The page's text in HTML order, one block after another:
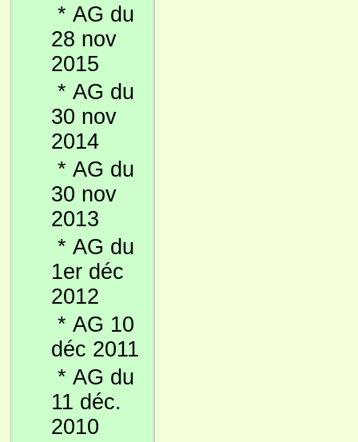
* AG du
28 nov
2015
* AG du
30 nov
2014
* AG du
30 nov
2013
* AG du
1er déc
2012
* AG 10
déc 2011
* AG du
11 déc.
2010